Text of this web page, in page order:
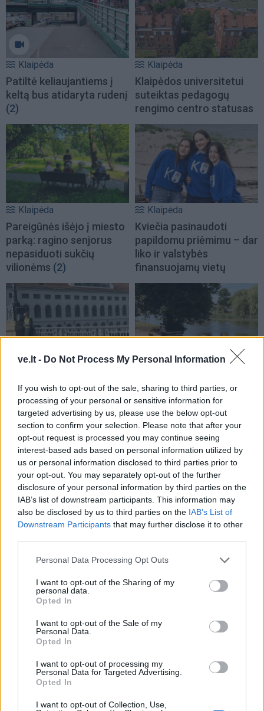
ve.lt - Do Not Process My Personal Information
If you wish to opt-out of the sale, sharing to third parties, or
processing of your personal or sensitive information for
targeted advertising by us, please use the below opt-out
section to confirm your selection. Please note that after your
opt-out request is processed you may continue seeing
interest-based ads based on personal information utilized by
us or personal information disclosed to third parties prior to
your opt-out. You may separately opt-out of the further
disclosure of your personal information by third parties on the
IAB’s list of downstream participants. This information may
also be disclosed by us to third parties on the IAB’s List of
Downstream Participants that may further disclose it to other
Personal Data Processing Opt Outs
I want to opt-out of the Sharing of my
personal data.
Opted In
I want to opt-out of the Sale of my
Personal Data.
Opted In
I want to opt-out of processing my
Personal Data for Targeted Advertising.
Opted In
I want to opt-out of Collection, Use,
Klaipėda
Patiltė keliaujantiems į
keltą bus atidaryta rudenį
(2)
Klaipėda
Klaipėdos universitetui
suteiktas pedagogų
rengimo centro statusas
Klaipėda
Pareigūnės išėjo į miesto
parką: ragino senjorus
nepasiduoti sukčių
vilionėms (2)
Klaipėda
Kviečia pasinaudoti
papildomu priėmimu – dar
liko ir valstybės
finansuojamų vietų
Kas tas paslaptingas
jaunuolis, rytais stovintis
ant tilto? (10)
Iki vasaros pabaigos
paupyje bus atidarytas
naujas parkas(7)
NAUJI